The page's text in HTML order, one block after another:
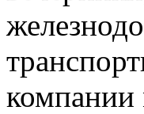
компании